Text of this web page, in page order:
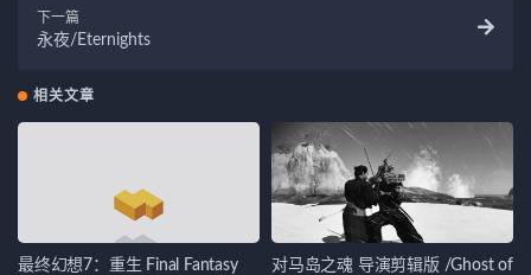
下一篇
永夜/Eternights
相关文章
最终幻想7：重生 Final Fantasy
对马岛之魂 导演剪辑版 /Ghost of